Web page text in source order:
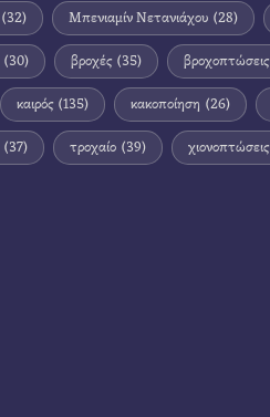
(32) Μπενιαμίν Νετανιάχου (28)
(30) βροχές (35) βροχοπτώσεις
καιρός (135) κακοποίηση (26)
(37) τροχαίο (39) χιονοπτώσεις